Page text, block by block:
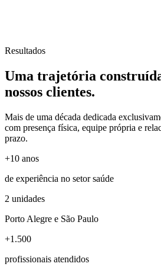
Resultados
Uma trajetória
nossos clientes.
Mais de uma década dedicada
com presença física, equipe própria e
prazo.
+10 anos
de experiência no setor saúde
2 unidades
Porto Alegre e São Paulo
+1.500
profissionais atendidos